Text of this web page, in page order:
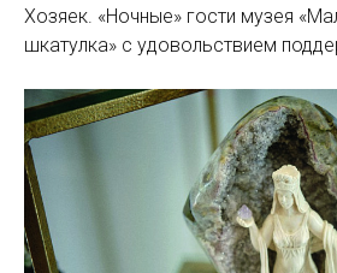
Хозяек. «Ночные» гости музея
шкатулка» с удовольствием